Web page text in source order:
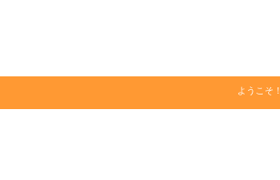
ようこそ！